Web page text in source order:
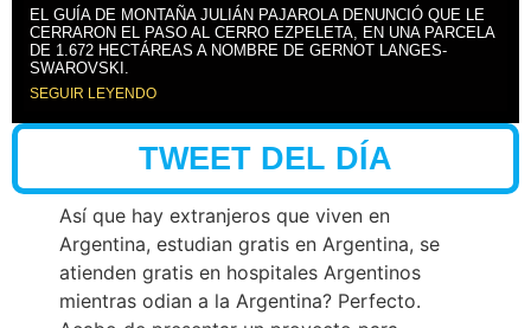
EL GUÍA DE MONTAÑA JULIÁN PAJAROLA DENUNCIÓ QUE LE
CERRARON EL PASO AL CERRO EZPELETA, EN UNA PARCELA
DE 1.672 HECTÁREAS A NOMBRE DE GERNOT LANGES-
SWAROVSKI.
SEGUIR LEYENDO
TWEET DEL DÍA
Así que hay extranjeros que viven en
Argentina, estudian gratis en Argentina, se
atienden gratis en hospitales Argentinos
mientras odian a la Argentina? Perfecto.